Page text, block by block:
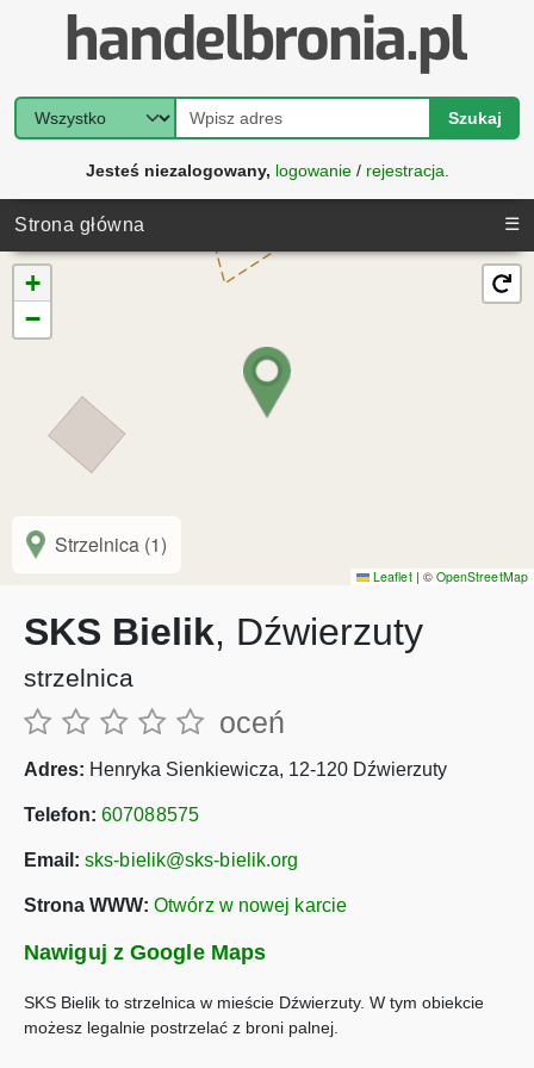
Szukaj
Jesteś niezalogowany, logowanie/ rejestracja
Strona główna ☰
+
−
Strzelnica (1)
Leaflet | © OpenStreetMap
SKS Bielik, Dźwierzuty
strzelnica
oceń
Adres: Henryka Sienkiewicza, 12-120 Dźwierzuty
Telefon: 607088575
Email: sks-bielik@sks-bielik.org
Strona WWW: Otwórz w nowej karcie
Nawiguj z Google Maps
SKS Bielik to strzelnica w mieście Dźwierzuty. W tym obiekcie
możesz legalnie postrzelać z broni palnej.